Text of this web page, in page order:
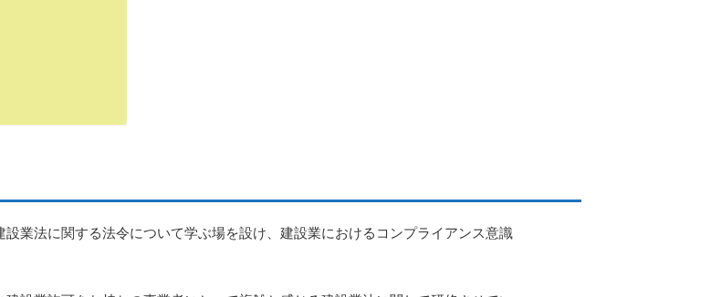
業法に関する法令について学ぶ場を設け、建設業におけるコンプライアンス意識